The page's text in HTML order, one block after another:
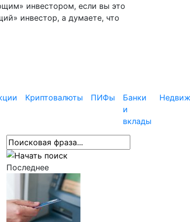
инвестором, если вы это
инвестор, а думаете, что
Криптовалюты ПИФы
Банки
и
вклады
Последнее